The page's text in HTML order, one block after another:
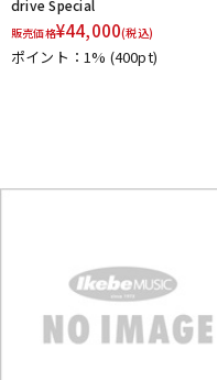
drive Special
販売価格¥44,000(税込)
ポイント：1% (400pt)